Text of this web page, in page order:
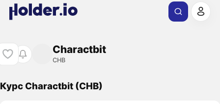
Charactbit
CHB
Курс Charactbit (CHB)